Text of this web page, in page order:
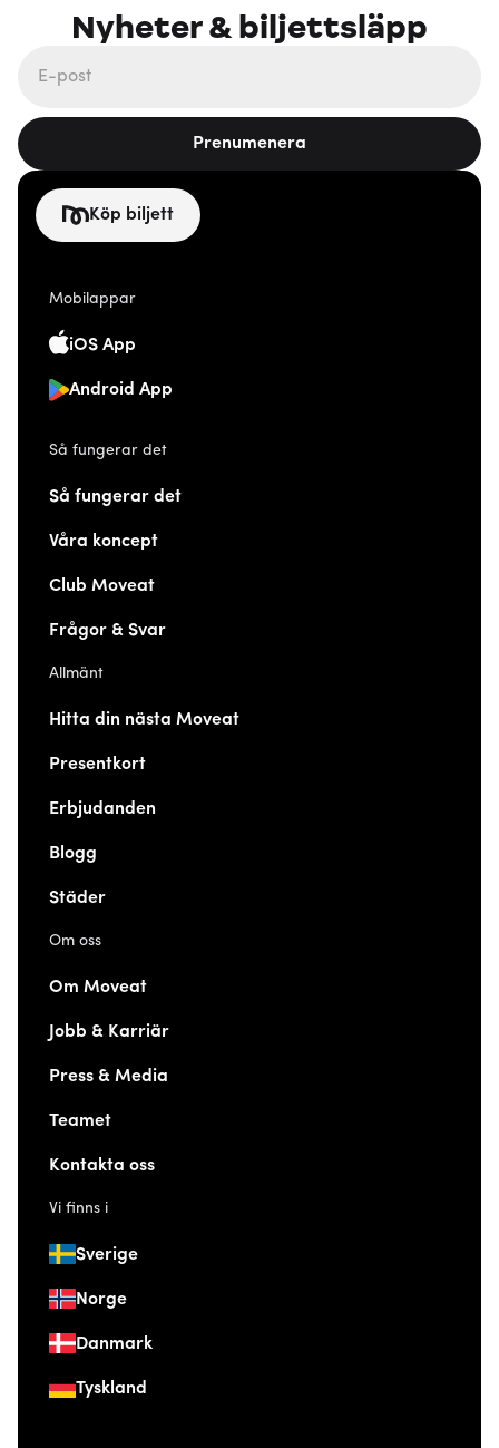
Nyheter & biljettsläpp
Prenumenera
Köp biljett
Mobilappar
iOS App
Android App
Så fungerar det
Så fungerar det
Våra koncept
Club Moveat
Frågor & Svar
Allmänt
Hitta din nästa Moveat
Presentkort
Erbjudanden
Blogg
Städer
Om oss
Om Moveat
Jobb & Karriär
Press & Media
Teamet
Kontakta oss
Vi finns i
Sverige
Norge
Danmark
Tyskland